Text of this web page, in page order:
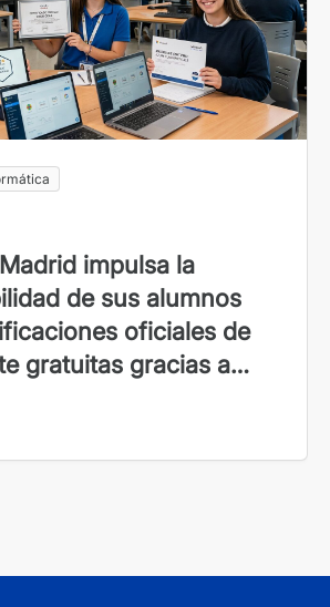
impulsa la
de sus alumnos
oficiales de
gratuitas gracias a